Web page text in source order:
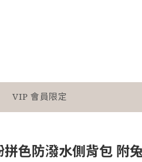
VIP 會員限定
拼色防潑水側背包 附